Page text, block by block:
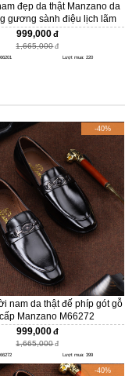
đẹp da thật Manzano da
gương sành điệu lịch lãm
M66201
999,000
1,665,000
Lượt mua: 220
-40%
nam da thật đế phíp gót gỗ
Manzano M66272
999,000
1,665,000
Lượt mua: 399
-40%